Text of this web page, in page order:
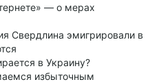
— о мерах
Свердлина эмигрировали в
в Украину?
избыточным